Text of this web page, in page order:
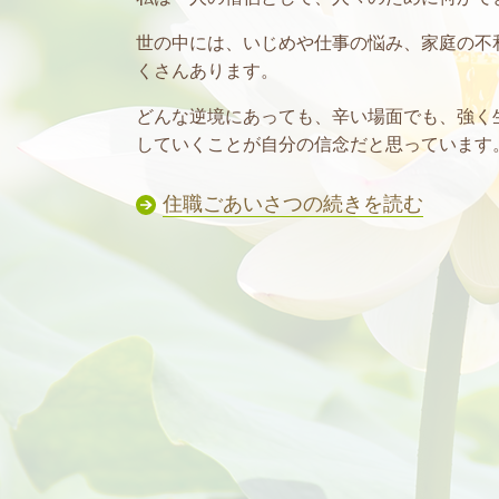
世の中には、いじめや仕事の悩み、家庭の
くさんあります。
どんな逆境にあっても、辛い場面でも、強
していくことが自分の信念だと思っています
住職ごあいさつの続きを読む